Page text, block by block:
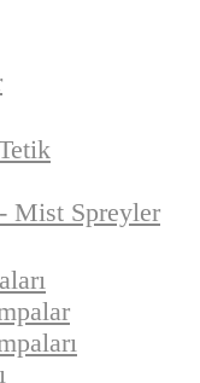
Mist Spreyler